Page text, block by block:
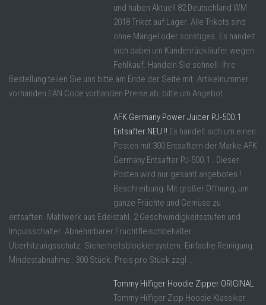
und haben Aktuell 82 Deutschland WM
2018 Trikot auf Lager. Alle Trikots sind
ohne Mängel oder sonstiges. Es handelt
sich dabei um Kundenrückläufer wegen
Fehlkauf. Handeln Sie schnell. Ihre
Bestellung teilen Sie uns bitte am Ende der Seite mit. Artikelnummer
vorhanden EAN Code vorhanden Preise ab: bitte um Angebot ...
AFK Germany Power Juicer PJ-500.1
Entsafter NEU !! Es handelt sich um einen
Posten mit 300 Entsaftern der Marke AFK
Germany Entsafter PJ-500.1 . Dieser
Posten wird nur gesamt angeboten !
Beschreibung: Mit großer Öffnung, um
ganze Früchte und Gemüse zu
entsaften. Mahlwerk aus Edelstahl. 2 Geschwindigkeitsstufen und
Impulsschalter. Abnehmbarer Fruchtfleischbehälter.
Überhitzungsschutz. Sicherheitsblockiersystem. Einfache Reinigung.
Mindestabnahme : 300 Stück. Preis pro Stück zzgl ...
Tommy Hilfiger Hoodie Zipper ORIGINAL
Tommy Hilfiger Zipp Hoodie Klassiker